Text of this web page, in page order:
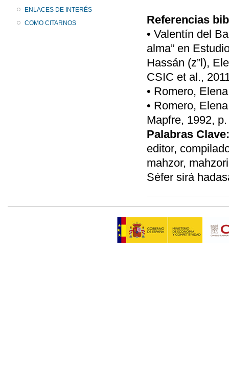
ENLACES DE INTERÉS
COMO CITARNOS
Referencias
• Valentín del
alma” en
Hassán (z”l),
CSIC et al.,
• Romero,
• Romero,
Mapfre, 1992,
Palabras Clave:
editor,
mahzor,
Séfer sirá